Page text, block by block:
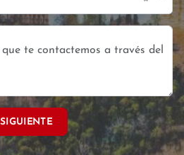
SIGUIENTE